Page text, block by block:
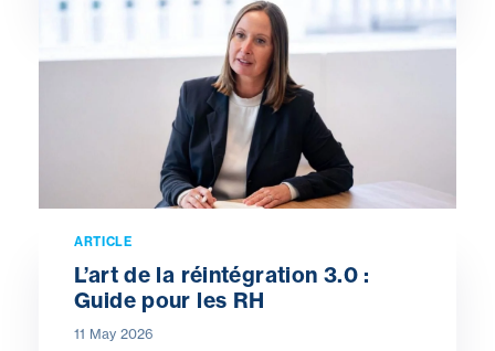
ARTICLE
L’art de la réintégration 3.0 :
Guide pour les RH
11 May 2026